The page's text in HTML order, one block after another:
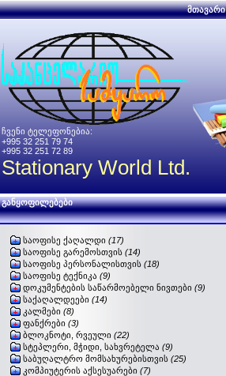
მთავარი
ჩვენი ტელეფონებია:
+995 32 251 79 74
+995 32 251 72 89
Stationary World Ltd.
განყოფილებები
საოფისე ქაღალდი (17)
საოფისე გარემოსთვის (14)
საოფისე პერსონალისთვის (18)
საოფისე ტექნიკა (9)
დოკუმენტების საწარმოებელი ნივთები (9)
საქაღალდეები (14)
კალმები (8)
ფანქრები (3)
ბლოკნოტი, რვეული (22)
სტეპლერი, მჭიდი, სახვრეტელა (9)
საბუღალტრო მომსახურებისთვის (25)
კომპიუტერის აქსესუარები (7)